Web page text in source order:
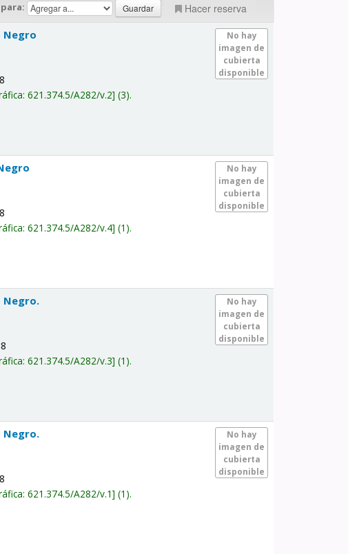
Hacer reserva
No hay
imagen de
cubierta
disponible
Negro
621.374.5/A282/v.2 (3).
No hay
imagen de
cubierta
disponible
621.374.5/A282/v.4 (1).
No hay
imagen de
cubierta
disponible
Negro.
621.374.5/A282/v.3 (1).
No hay
imagen de
cubierta
disponible
Negro.
621.374.5/A282/v.1 (1).